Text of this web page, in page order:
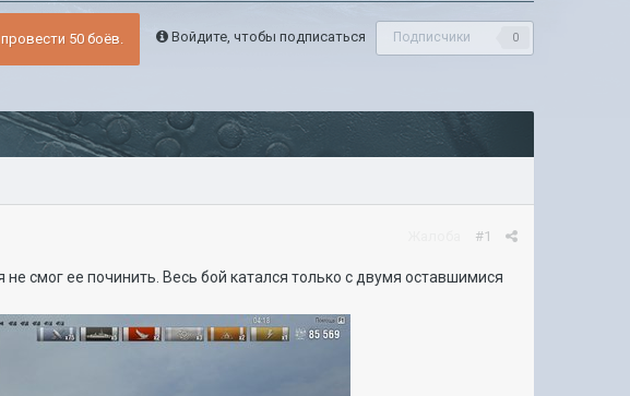
Войдите, чтобы подписаться Подписчики 0
50 боёв.
#1
смог ее починить. Весь бой катался только с двумя оставшимися